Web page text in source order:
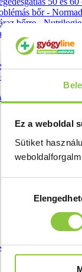
Ez a weboldal
Sütiket
kiválasztása
bőr -
bőrre - Nutrilogie
Age